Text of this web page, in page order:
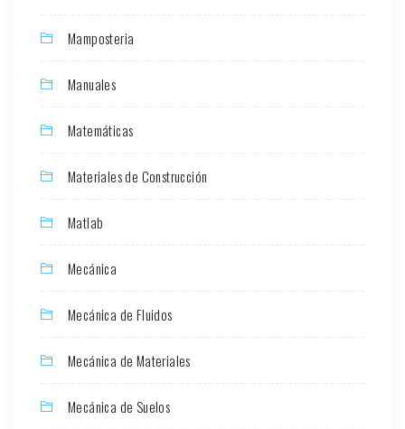
Mamposteria
Manuales
Matemáticas
Materiales de Construcción
Matlab
Mecánica
Mecánica de Fluidos
Mecánica de Materiales
Mecánica de Suelos